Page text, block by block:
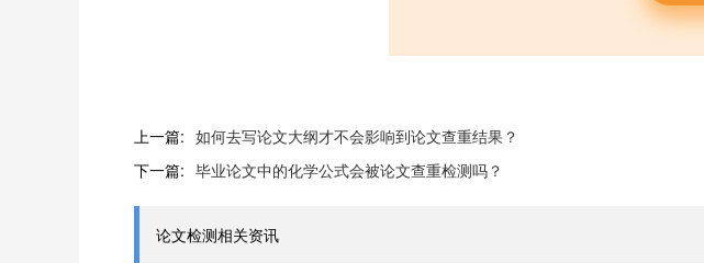
上一篇: 如何去写论文大纲才不会影响到论文查重结果？
下一篇: 毕业论文中的化学公式会被论文查重检测吗？
论文检测相关资讯